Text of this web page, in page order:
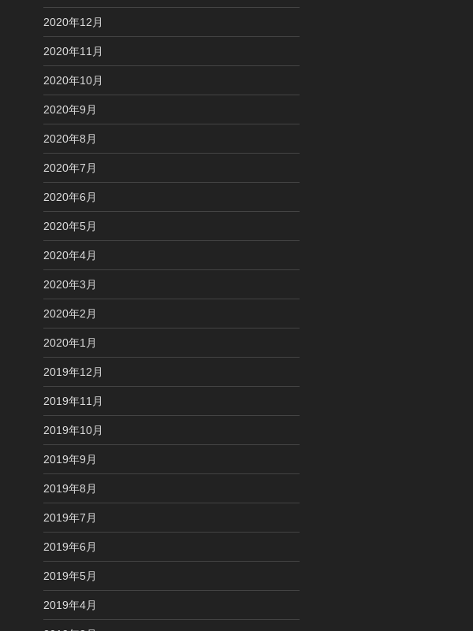
2020年12月
2020年11月
2020年10月
2020年9月
2020年8月
2020年7月
2020年6月
2020年5月
2020年4月
2020年3月
2020年2月
2020年1月
2019年12月
2019年11月
2019年10月
2019年9月
2019年8月
2019年7月
2019年6月
2019年5月
2019年4月